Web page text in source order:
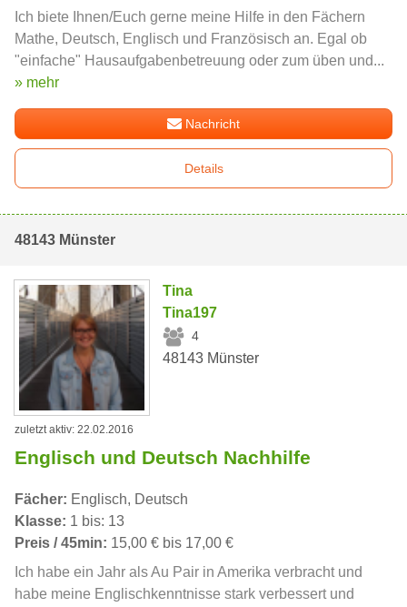
Ich biete Ihnen/Euch gerne meine Hilfe in den Fächern
Mathe, Deutsch, Englisch und Französisch an. Egal ob
"einfache" Hausaufgabenbetreuung oder zum üben und...
» mehr
Nachricht
Details
48143 Münster
Tina
Tina197
4
48143 Münster
zuletzt aktiv: 22.02.2016
Englisch und Deutsch Nachhilfe
Fächer: Englisch, Deutsch
Klasse: 1 bis: 13
Preis / 45min: 15,00 € bis 17,00 €
Ich habe ein Jahr als Au Pair in Amerika verbracht und
habe meine Englischkenntnisse stark verbessert und